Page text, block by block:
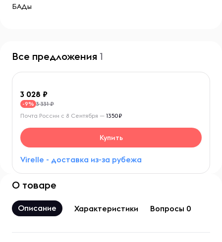
БАДы
Все предложения 1
3 028
-9% 3 331 ₽
Virelle - доставка из-за рубежа
Почта России с 8 Сентября — 1350₽
Купить
О товаре
Описание Характеристики Вопросы 0